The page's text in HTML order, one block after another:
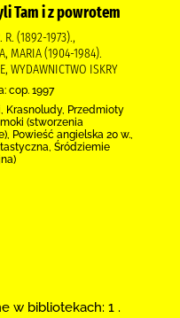
Tam i z powrotem
R. (1892-1973).,
MARIA (1904-1984).
WYDAWNICTWO ISKRY
cop. 1997
Krasnoludy, Przedmioty
(stworzenia
Powieść angielska 20 w.,
Śródziemie
w bibliotekach: 1 .